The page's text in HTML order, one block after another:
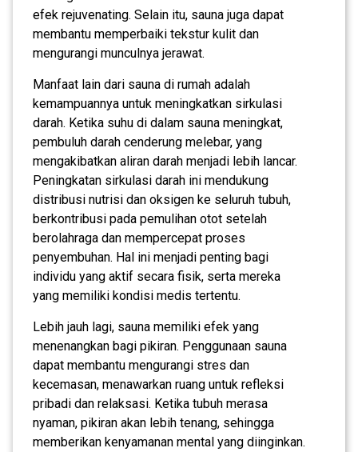
efek rejuvenating. Selain itu, sauna juga dapat
membantu memperbaiki tekstur kulit dan
mengurangi munculnya jerawat.
Manfaat lain dari sauna di rumah adalah
kemampuannya untuk meningkatkan sirkulasi
darah. Ketika suhu di dalam sauna meningkat,
pembuluh darah cenderung melebar, yang
mengakibatkan aliran darah menjadi lebih lancar.
Peningkatan sirkulasi darah ini mendukung
distribusi nutrisi dan oksigen ke seluruh tubuh,
berkontribusi pada pemulihan otot setelah
berolahraga dan mempercepat proses
penyembuhan. Hal ini menjadi penting bagi
individu yang aktif secara fisik, serta mereka
yang memiliki kondisi medis tertentu.
Lebih jauh lagi, sauna memiliki efek yang
menenangkan bagi pikiran. Penggunaan sauna
dapat membantu mengurangi stres dan
kecemasan, menawarkan ruang untuk refleksi
pribadi dan relaksasi. Ketika tubuh merasa
nyaman, pikiran akan lebih tenang, sehingga
memberikan kenyamanan mental yang diinginkan.